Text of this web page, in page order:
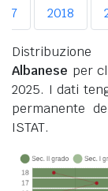
2018
Albanese per
2025. I dati
permanente
ISTAT.